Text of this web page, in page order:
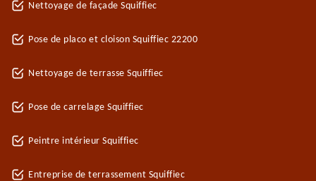
Nettoyage de façade Squiffiec
Pose de placo et cloison Squiffiec 22200
Nettoyage de terrasse Squiffiec
Pose de carrelage Squiffiec
Peintre intérieur Squiffiec
Entreprise de terrassement Squiffiec